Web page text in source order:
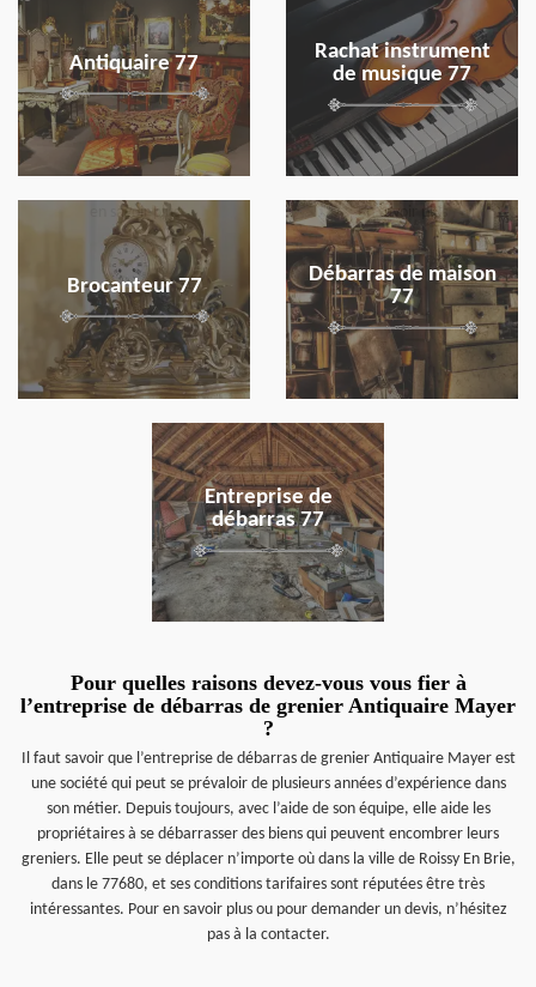
Antiquaire 77
Rachat instrument
de musique 77
Brocanteur 77
en savoir plus
Débarras de maison
77
en savoir plus
Entreprise de
débarras 77
en savoir plus
Pour quelles raisons devez-vous vous fier à
l’entreprise de débarras de grenier Antiquaire Mayer
?
Il faut savoir que l’entreprise de débarras de grenier Antiquaire Mayer est
une société qui peut se prévaloir de plusieurs années d’expérience dans
son métier. Depuis toujours, avec l’aide de son équipe, elle aide les
propriétaires à se débarrasser des biens qui peuvent encombrer leurs
greniers. Elle peut se déplacer n’importe où dans la ville de Roissy En Brie,
dans le 77680, et ses conditions tarifaires sont réputées être très
intéressantes. Pour en savoir plus ou pour demander un devis, n’hésitez
pas à la contacter.